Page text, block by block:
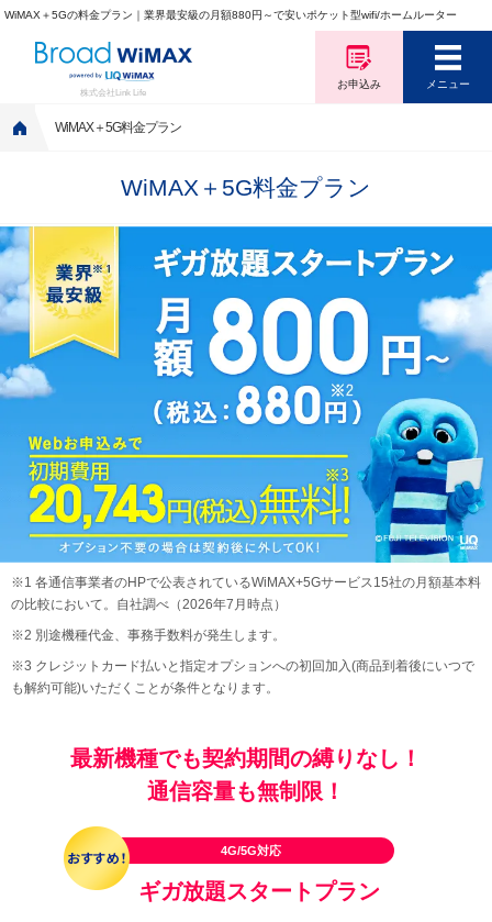
WiMAX＋5Gの料金プラン｜業界最安級の月額880円～で安いポケット型wifi/ホームルーター
株式会社Link Life
メニュー
お申込み
WiMAX＋5G料金プラン
WiMAX＋5G料金プラン
※1 各通信事業者のHPで公表されているWiMAX+5Gサービス15社の月額基本料
の比較において。自社調べ（2026年7月時点）
※2 別途機種代金、事務手数料が発生します。
※3 クレジットカード払いと指定オプションへの初回加入(商品到着後にいつで
も解約可能)いただくことが条件となります。
最新機種でも契約期間の縛りなし！
通信容量も無制限！
4G/5G対応
ギガ放題スタートプラン